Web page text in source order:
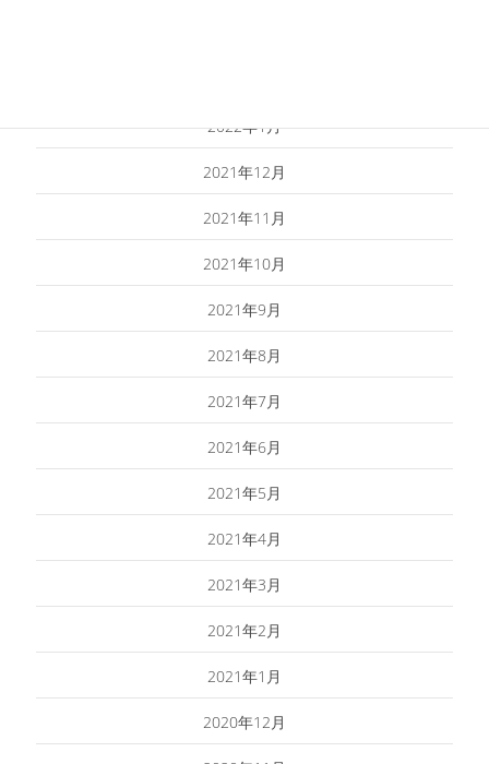
2022年1月
2021年12月
2021年11月
2021年10月
2021年9月
2021年8月
2021年7月
2021年6月
2021年5月
2021年4月
2021年3月
2021年2月
2021年1月
2020年12月